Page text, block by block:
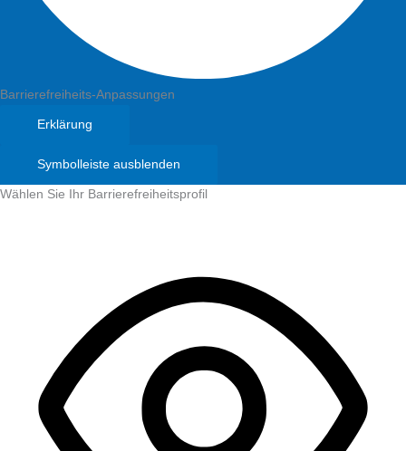
Barrierefreiheits-Anpassungen
Erklärung
Symbolleiste ausblenden
Wählen Sie Ihr Barrierefreiheitsprofil